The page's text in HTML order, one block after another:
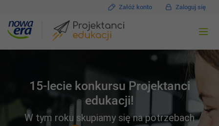
Załóż konto Zaloguj się
15-lecie konkursu Projektanci
edukacji!
W tym roku skupiamy się na potrzebach